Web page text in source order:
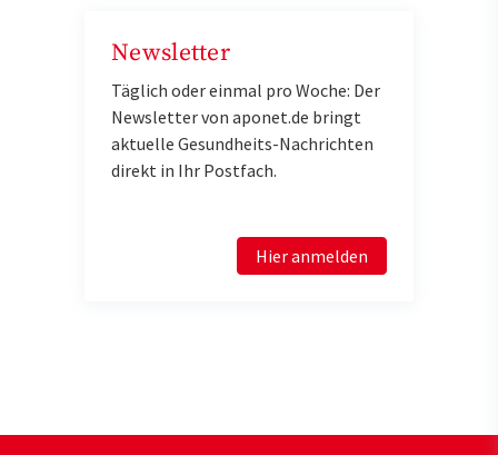
Newsletter
Täglich oder einmal pro Woche: Der
Newsletter von aponet.de bringt
aktuelle Gesundheits-Nachrichten
direkt in Ihr Postfach.
Hier anmelden